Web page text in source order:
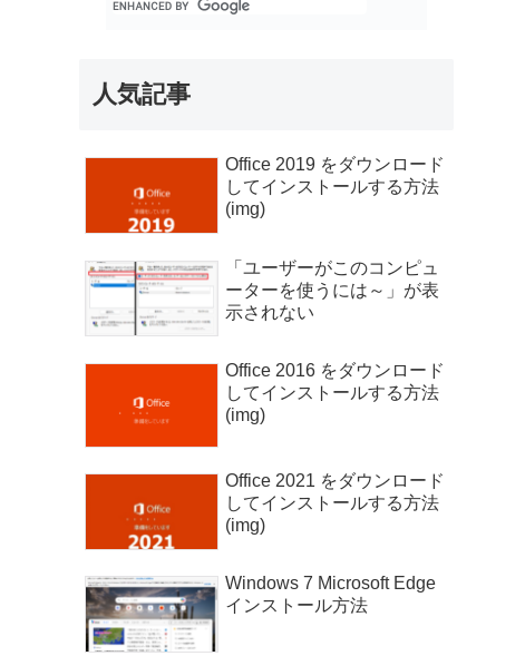
人気記事
Office 2019 をダウンロード
してインストールする方法
(img)
「ユーザーがこのコンピュ
ーターを使うには～」が表
示されない
Office 2016 をダウンロード
してインストールする方法
(img)
Office 2021 をダウンロード
してインストールする方法
(img)
Windows 7 Microsoft Edge
インストール方法